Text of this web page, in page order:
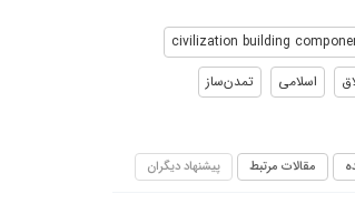
civilization building
اسلامی
تمدن‌ساز
مقالات مرتبط پیشنهاد دیگران